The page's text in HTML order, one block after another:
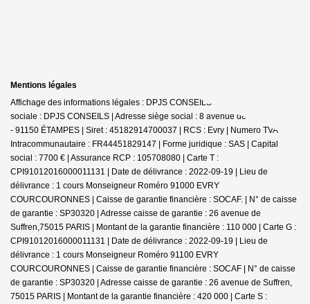
Mentions légales
Affichage des informations légales : DPJS CONSEILS Immobilier | Raison
sociale : DPJS CONSEILS | Adresse siège social : 8 avenue de la Libération
- 91150 ÉTAMPES | Siret : 45182914700037 | RCS : Evry | Numero TVA
Intracommunautaire : FR44451829147 | Forme juridique : SAS | Capital
social : 7700 € | Assurance RCP : 105708080 | Carte T :
CPI91012016000011131 | Date de délivrance : 2022-09-19 | Lieu de
délivrance : 1 cours Monseigneur Roméro 91000 EVRY
COURCOURONNES | Caisse de garantie financière : SOCAF. | N° de caisse
de garantie : SP30320 | Adresse caisse de garantie : 26 avenue de
Suffren,75015 PARIS | Montant de la garantie financière : 110 000 | Carte G :
CPI91012016000011131 | Date de délivrance : 2022-09-19 | Lieu de
délivrance : 1 cours Monseigneur Roméro 91100 EVRY
COURCOURONNES | Caisse de garantie financière : SOCAF | N° de caisse
de garantie : SP30320 | Adresse caisse de garantie : 26 avenue de Suffren,
75015 PARIS | Montant de la garantie financière : 420 000 | Carte S :